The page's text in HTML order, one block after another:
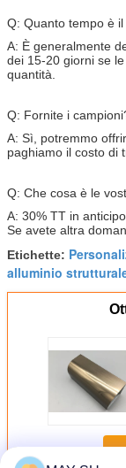
Q: Quanto tempo è
A: È generalmente
dei 15-20 giorni se
quantità.
Q: Fornite i
A: Sì, potremmo
paghiamo il costo di
Q: Che cosa è le
A: 30% TT in
Se avete altra
Etichette:
alluminio